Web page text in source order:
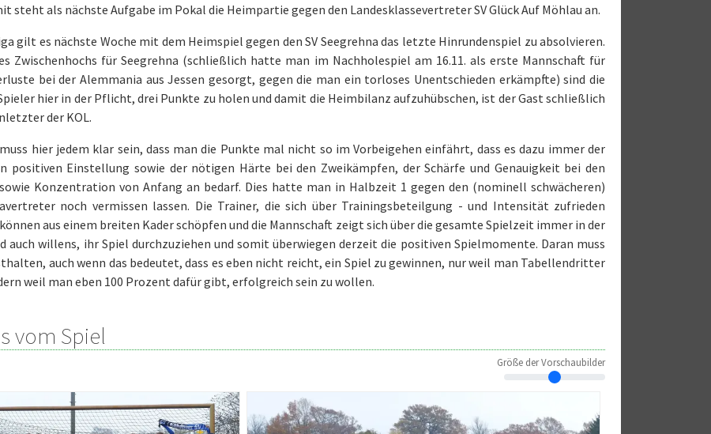
steht als nächste Aufgabe im Pokal die Heimpartie gegen den Landesklassevertreter SV Glück Auf Möhlau an.
gilt es nächste Woche mit dem Heimspiel gegen den SV Seegrehna das letzte Hinrundenspiel zu absolvieren.
Zwischenhochs für Seegrehna (schließlich hatte man im Nachholespiel am 16.11. als erste Mannschaft für
bei der Alemmania aus Jessen gesorgt, gegen die man ein torloses Unentschieden erkämpfte) sind die
hier in der Pflicht, drei Punkte zu holen und damit die Heimbilanz aufzuhübschen, ist der Gast schließlich
der KOL.
hier jedem klar sein, dass man die Punkte mal nicht so im Vorbeigehen einfährt, dass es dazu immer der
positiven Einstellung sowie der nötigen Härte bei den Zweikämpfen, der Schärfe und Genauigkeit bei den
sowie Konzentration von Anfang an bedarf. Dies hatte man in Halbzeit 1 gegen den (nominell schwächeren)
noch vermissen lassen. Die Trainer, die sich über Trainingsbeteilgung - und Intensität zufrieden
aus einem breiten Kader schöpfen und die Mannschaft zeigt sich über die gesamte Spielzeit immer in der
auch willens, ihr Spiel durchzuziehen und somit überwiegen derzeit die positiven Spielmomente. Daran muss
auch wenn das bedeutet, dass es eben nicht reicht, ein Spiel zu gewinnen, nur weil man Tabellendritter
weil man eben 100 Prozent dafür gibt, erfolgreich sein zu wollen.
vom Spiel
Größe der Vorschaubilder